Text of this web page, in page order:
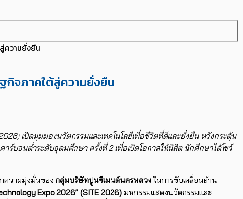
ความยั่งยืน
ฐกิจภาคใต้สู่ความยั่งยืน
เปิดมุมมองนวัตกรรมและเทคโนโลยีเพื่อชีวิตที่ดีและยั่งยืน หวังกระตุ้น
าร์บอนต่ำระดับอุดมศึกษา ครั้งที่2เพื่อเปิดโอกาสให้นิสิต นักศึกษาได้โชว์
กความมุ่งมั่นของ กลุ่มบริษัทปูนซีเมนต์นครหลวงในการขับเคลื่อนด้าน
Expo 2026” (SITE 2026)มหกรรมแสดงนวัตกรรมและ